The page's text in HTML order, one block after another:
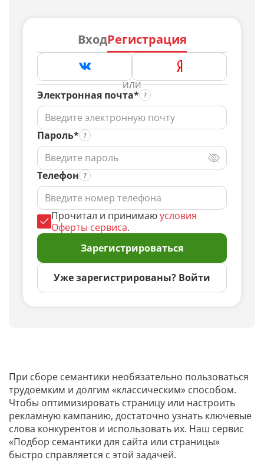
ВходРегистрация
ИЛИ
Электронная почта*
Пароль*
Телефон
Прочитал и принимаюусловия
Оферты сервиса.
Зарегистрироваться
Уже зарегистрированы? Войти
При сборе семантики необязательно пользоваться
трудоемким и долгим «классическим» способом.
Чтобы оптимизировать страницу или настроить
рекламную кампанию, достаточно узнать ключевые
слова конкурентов и использовать их. Наш сервис
«Подбор семантики для сайта или страницы»
быстро справляется с этой задачей.